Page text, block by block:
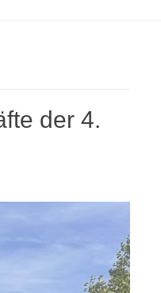
der 4.